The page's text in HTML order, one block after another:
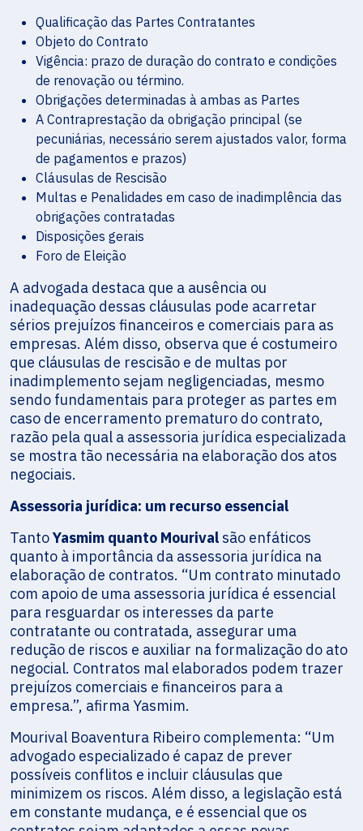
Qualificação das Partes Contratantes
Objeto do Contrato
Vigência: prazo de duração do contrato e condições
de renovação ou término.
Obrigações determinadas à ambas as Partes
A Contraprestação da obrigação principal (se
pecuniárias, necessário serem ajustados valor, forma
de pagamentos e prazos)
Cláusulas de Rescisão
Multas e Penalidades em caso de inadimplência das
obrigações contratadas
Disposições gerais
Foro de Eleição
A advogada destaca que a ausência ou
inadequação dessas cláusulas pode acarretar
sérios prejuízos financeiros e comerciais para as
empresas. Além disso, observa que é costumeiro
que cláusulas de rescisão e de multas por
inadimplemento sejam negligenciadas, mesmo
sendo fundamentais para proteger as partes em
caso de encerramento prematuro do contrato,
razão pela qual a assessoria jurídica especializada
se mostra tão necessária na elaboração dos atos
negociais.
Assessoria jurídica: um recurso essencial
TantoYasmim quanto Mourivalsão enfáticos
quanto à importância da assessoria jurídica na
elaboração de contratos. “Um contrato minutado
com apoio de uma assessoria jurídica é essencial
para resguardar os interesses da parte
contratante ou contratada, assegurar uma
redução de riscos e auxiliar na formalização do ato
negocial. Contratos mal elaborados podem trazer
prejuízos comerciais e financeiros para a
empresa.”, afirma Yasmim.
Mourival Boaventura Ribeiro complementa: “Um
advogado especializado é capaz de prever
possíveis conflitos e incluir cláusulas que
minimizem os riscos. Além disso, a legislação está
em constante mudança, e é essencial que os